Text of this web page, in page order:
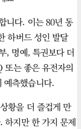
니다. 이는 80년 동
하버드 성인 발달
, 명예, 특권보다 더
또는 좋은 유전자의
예측했습니다.
황을 더 즐겁게 만
하지만 한 가지 문제